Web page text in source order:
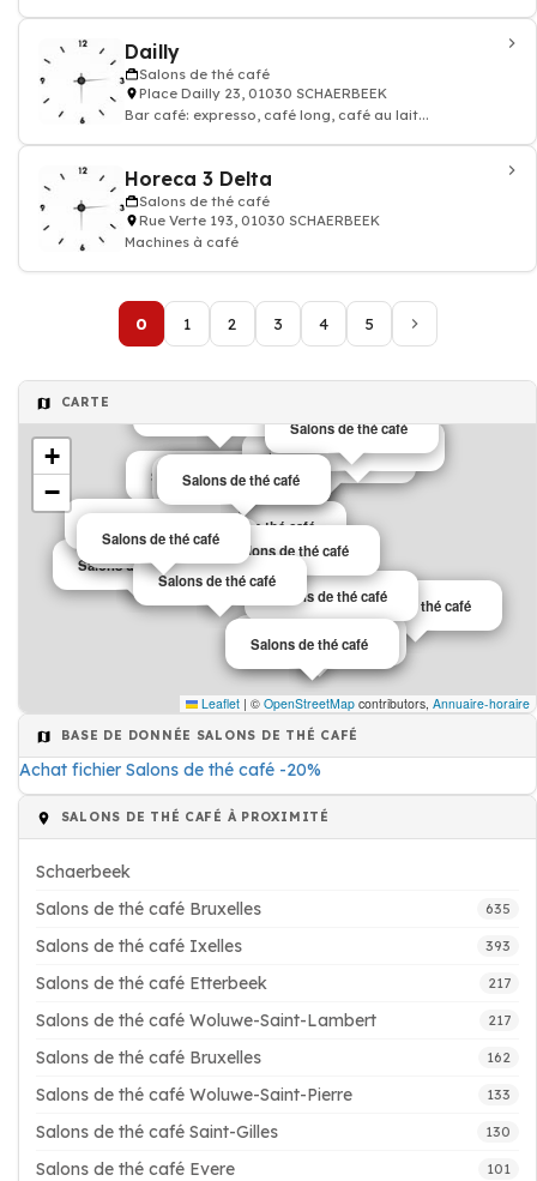
Dailly
Salons de thé café
Place Dailly 23, 01030 SCHAERBEEK
Bar café: expresso, café long, café au lait...
Horeca 3 Delta
Salons de thé café
Rue Verte 193, 01030 SCHAERBEEK
Machines à café
0 1 2 3 4 5
CARTE
Salons de thé café
Salons de thé café
Salons de thé café
Salons de thé café
Salons de thé café
Salons de thé café
Salons de thé café
Salons de thé café
Salons de thé café
Salons de thé café
Salons de thé café
Salons de thé café
Salons de thé café
Salons de thé café
Salons de thé café
Salons de thé café
Salons de thé café
+
−
Leaflet | © OpenStreetMap contributors, Annuaire-horaire
BASE DE DONNÉE SALONS DE THÉ CAFÉ
Achat fichier Salons de thé café -20%
SALONS DE THÉ CAFÉ À PROXIMITÉ
Schaerbeek
Salons de thé café Bruxelles
635
Salons de thé café Ixelles 393
Salons de thé café Etterbeek 217
Salons de thé café Woluwe-Saint-Lambert 217
Salons de thé café Bruxelles 162
Salons de thé café Woluwe-Saint-Pierre 133
Salons de thé café Saint-Gilles 130
Salons de thé café Evere 101